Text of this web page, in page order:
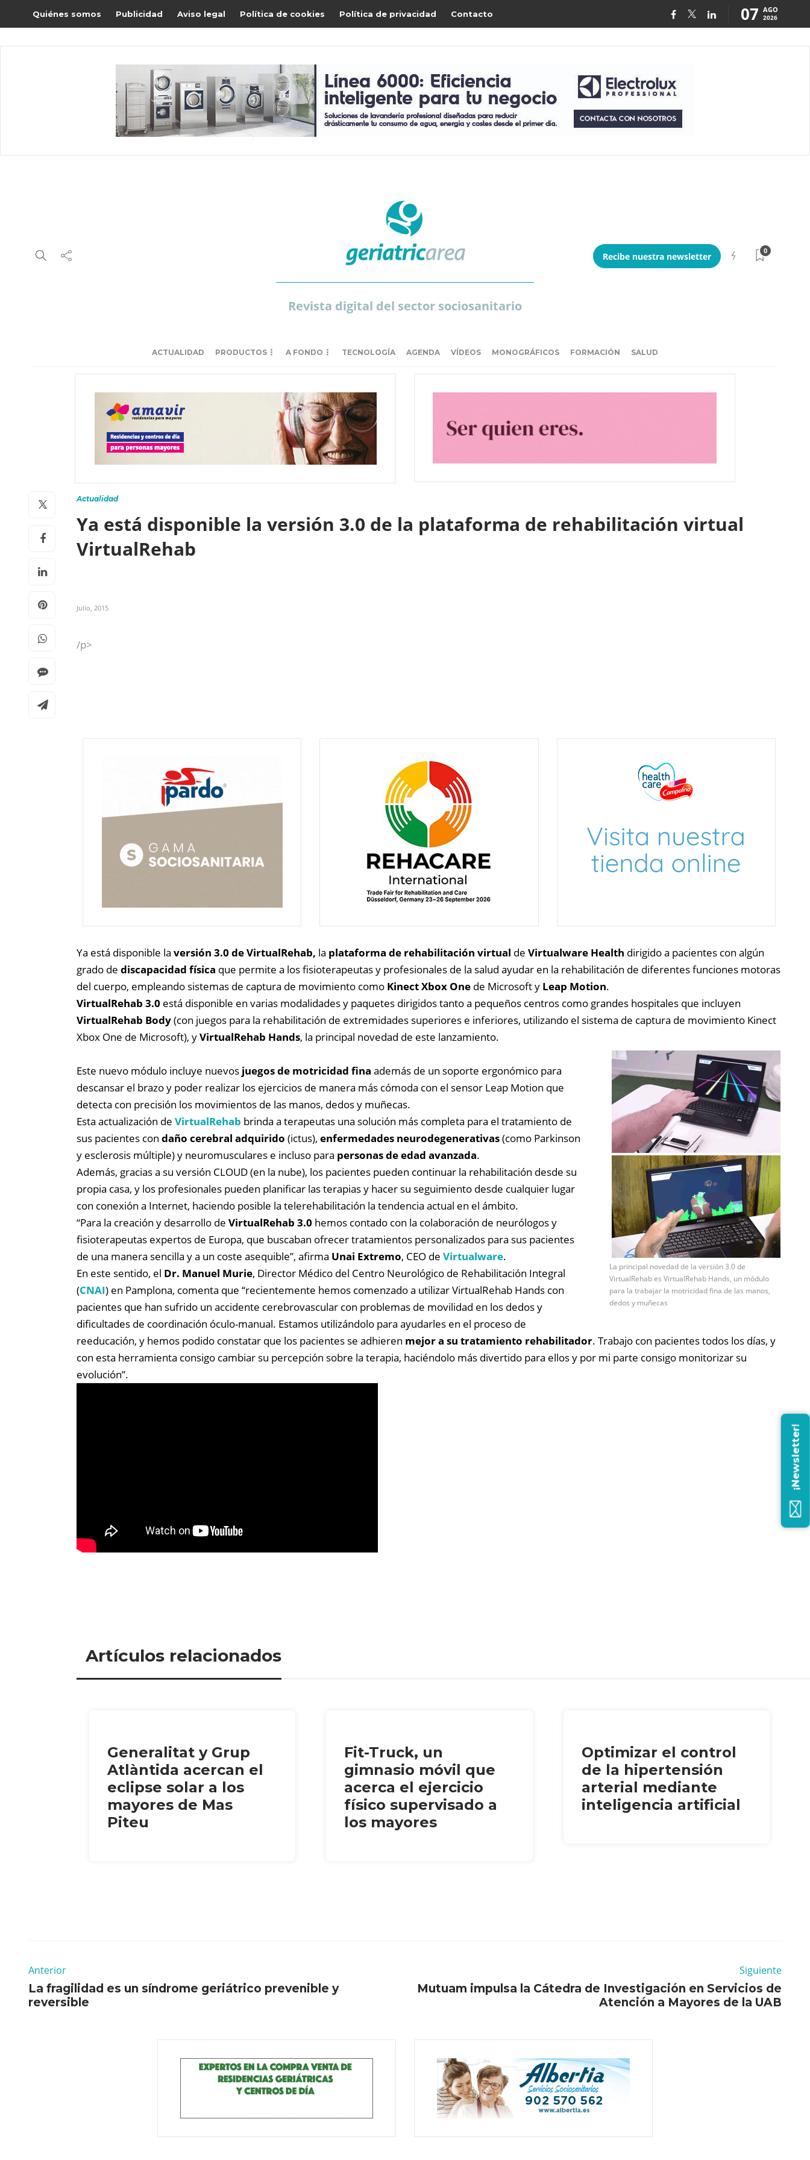
Quiénes somos Publicidad Aviso legal Política de cookies Política de privacidad Contacto 07 AGO
2026
Revista digital del sector sociosanitario
Recibe nuestra newsletter
0
ACTUALIDAD PRODUCTOS A FONDO TECNOLOGÍA AGENDA VÍDEOS MONOGRÁFICOS FORMACIÓN SALUD
Actualidad
Ya está disponible la versión 3.0 de la plataforma de rehabilitación virtual
VirtualRehab
Julio, 2015
/p>
Ya está disponible la versión 3.0 de VirtualRehab, la plataforma de rehabilitación virtual de Virtualware Health dirigido a pacientes con algún
grado de discapacidad física que permite a los fisioterapeutas y profesionales de la salud ayudar en la rehabilitación de diferentes funciones motoras
del cuerpo, empleando sistemas de captura de movimiento como Kinect Xbox One de Microsoft y Leap Motion.
VirtualRehab 3.0 está disponible en varias modalidades y paquetes dirigidos tanto a pequeños centros como grandes hospitales que incluyen
VirtualRehab Body(con juegos para la rehabilitación de extremidades superiores e inferiores, utilizando el sistema de captura de movimiento Kinect
Xbox One de Microsoft), yVirtualRehab Hands, la principal novedad de este lanzamiento.
La principal novedad de la versión 3.0 de
VirtualRehab es VirtualRehab Hands, un módulo
para la trabajar la motricidad fina de las manos,
dedos y muñecas
Este nuevo módulo incluye nuevos juegos de motricidad fina además de un soporte ergonómico para
descansar el brazo y poder realizar los ejercicios de manera más cómoda con el sensor Leap Motion que
detecta con precisión los movimientos de las manos, dedos y muñecas.
Esta actualización de VirtualRehab brinda a terapeutas una solución más completa para el tratamiento de
sus pacientes con daño cerebral adquirido (ictus), enfermedades neurodegenerativas(como Parkinson
y esclerosis múltiple) y neuromusculares e incluso para personas de edad avanzada.
Además, gracias a su versión CLOUD (en la nube), los pacientes pueden continuar la rehabilitación desde su
propia casa, y los profesionales pueden planificar las terapias y hacer su seguimiento desde cualquier lugar
con conexión a Internet, haciendo posible la telerehabilitación la tendencia actual en el ámbito.
“Para la creación y desarrollo de VirtualRehab 3.0 hemos contado con la colaboración de neurólogos y
fisioterapeutas expertos de Europa, que buscaban ofrecer tratamientos personalizados para sus pacientes
de una manera sencilla y a un coste asequible”, afirma Unai Extremo, CEO de Virtualware.
En este sentido, el Dr. Manuel Murie, Director Médico del Centro Neurológico de Rehabilitación Integral
(CNAI) en Pamplona, comenta que “recientemente hemos comenzado a utilizar VirtualRehab Hands con
pacientes que han sufrido un accidente cerebrovascular con problemas de movilidad en los dedos y
dificultades de coordinación óculo-manual. Estamos utilizándolo para ayudarles en el proceso de
reeducación, y hemos podido constatar que los pacientes se adhieren mejor a su tratamiento rehabilitador. Trabajo con pacientes todos los días, y
con esta herramienta consigo cambiar su percepción sobre la terapia, haciéndolo más divertido para ellos y por mi parte consigo monitorizar su
evolución”.
Artículos relacionados
Generalitat y Grup
Atlàntida acercan el
eclipse solar a los
mayores de Mas
Piteu
Fit-Truck, un
gimnasio móvil que
acerca el ejercicio
físico supervisado a
los mayores
Optimizar el control
de la hipertensión
arterial mediante
inteligencia artificial
Anterior
La fragilidad es un síndrome geriátrico prevenible y
reversible
Siguiente
Mutuam impulsa la Cátedra de Investigación en Servicios de
Atención a Mayores de la UAB
¡Newsletter!